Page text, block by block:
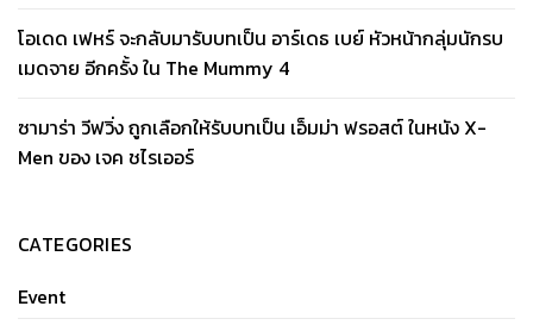
โอเดด เฟหร์ จะกลับมารับบทเป็น อาร์เดธ เบย์ หัวหน้ากลุ่มนักรบ
เมดจาย อีกครั้ง ใน The Mummy 4
ซามาร่า วีฟวิ่ง ถูกเลือกให้รับบทเป็น เอ็มม่า ฟรอสต์ ในหนัง X-
Men ของ เจค ชไรเออร์
CATEGORIES
Event